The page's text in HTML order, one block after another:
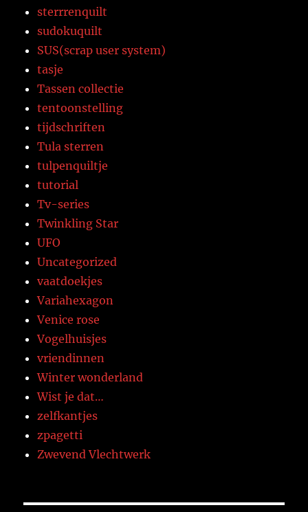
sterrrenquilt
sudokuquilt
SUS(scrap user system)
tasje
Tassen collectie
tentoonstelling
tijdschriften
Tula sterren
tulpenquiltje
tutorial
Tv-series
Twinkling Star
UFO
Uncategorized
vaatdoekjes
Variahexagon
Venice rose
Vogelhuisjes
vriendinnen
Winter wonderland
Wist je dat…
zelfkantjes
zpagetti
Zwevend Vlechtwerk